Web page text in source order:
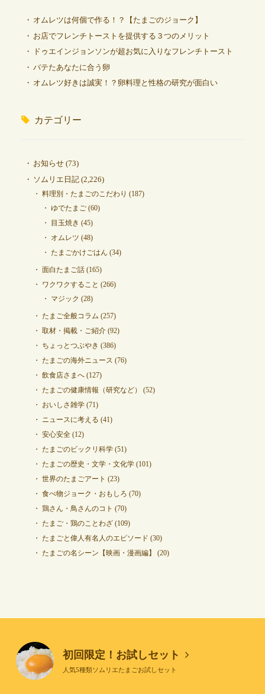
オムレツは何個で作る！？【たまごのジョーク】
お店でフレンチトーストを提供する３つのメリット
ドゥエインジョンソンが超お気に入りなフレンチトースト
バテたあなたに合う卵
オムレツ好きは誠実！？卵料理と性格の研究が面白い
カテゴリー
お知らせ(73)
ソムリエ日記(2,226)
料理別・たまごのこだわり (187)
ゆでたまご(60)
目玉焼き (45)
オムレツ (48)
たまごかけごはん (34)
面白たまご話(165)
ワクワクすること (266)
マジック (28)
たまご全般コラム (257)
取材・掲載・ご紹介(92)
ちょっとつぶやき (386)
たまごの海外ニュース (76)
飲食店さまへ(127)
たまごの健康情報（研究など）
(52)
おいしさ雑学(71)
ニュースに考える (41)
安心安全(12)
たまごのビックリ科学(51)
たまごの歴史・文学・文化学(101)
世界のたまごアート (23)
食べ物ジョーク・おもしろ (70)
鶏さん・鳥さんのコト (70)
たまご・鶏のことわざ(109)
たまごと偉人有名人のエピソード (30)
たまごの名シーン【映画・漫画編】
(20)
初回限定！お試しセット
人気5種類ソムリエたまごお試しセット